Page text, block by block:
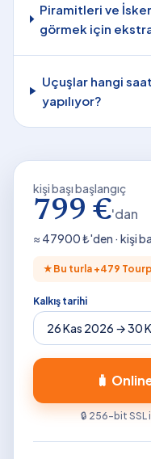
Piramitleri ve
görmek için
Uçuşlar hangi
yapılıyor?
kişi başı başlangıç
799 €'dan
≈ 47900₺'den · kişi
★ Bu turla +479
Kalkış tarihi
🧳
🔒 256-bit SSL